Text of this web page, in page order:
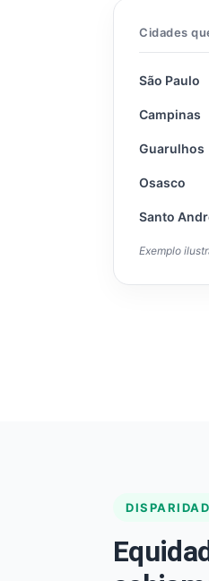
Cidades
São Paulo
Campinas
Guarulhos
Osasco
Santo
Exemplo